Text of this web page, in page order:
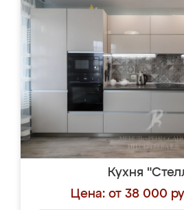
Кухня
Цена: от 38 000